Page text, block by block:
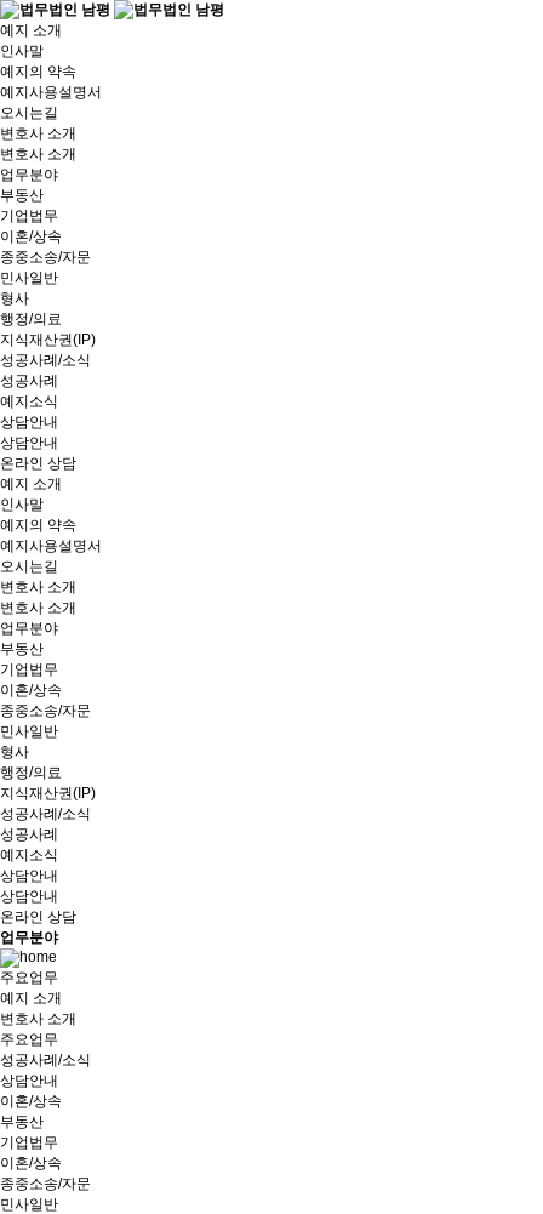
예지 소개
인사말
예지의 약속
예지사용설명서
오시는길
변호사 소개
변호사 소개
업무분야
부동산
기업법무
이혼/상속
종중소송/자문
민사일반
형사
행정/의료
지식재산권(IP)
성공사례/소식
성공사례
예지소식
상담안내
상담안내
온라인 상담
예지 소개
인사말
예지의 약속
예지사용설명서
오시는길
변호사 소개
변호사 소개
업무분야
부동산
기업법무
이혼/상속
종중소송/자문
민사일반
형사
행정/의료
지식재산권(IP)
성공사례/소식
성공사례
예지소식
상담안내
상담안내
온라인 상담
업무분야
주요업무
예지 소개
변호사 소개
주요업무
성공사례/소식
상담안내
이혼/상속
부동산
기업법무
이혼/상속
종중소송/자문
민사일반